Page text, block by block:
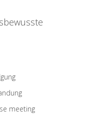
meeting